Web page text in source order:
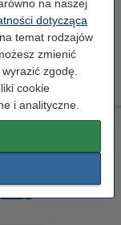
na naszej
dotycząca
temat rodzajów
zmienić
zgodę.
cookie
i analityczne.
Zamawiam